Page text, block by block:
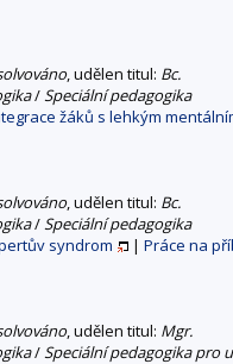
, udělen titul: Bc.
/Speciální pedagogika
žáků s lehkým
, udělen titul: Bc.
/Speciální pedagogika
syndrom | Práce na
, udělen titul: Mgr.
/Speciální pedagogika pro